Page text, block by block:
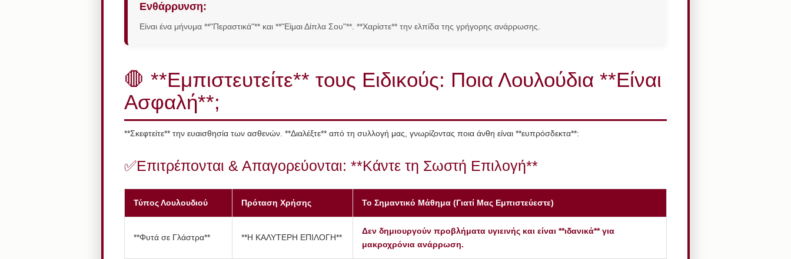
Ενθάρρυνση:
Είναι ένα μήνυμα **"Περαστικά"** και **"Είμαι Δίπλα Σου"**. **Χαρίστε** την ελπίδα της γρήγορης ανάρρωσης.
🛑 **Εμπιστευτείτε** τους Ειδικούς: Ποια Λουλούδια **Είναι
Ασφαλή**;
**Σκεφτείτε** την ευαισθησία των ασθενών. **Διαλέξτε** από τη συλλογή μας, γνωρίζοντας ποια άνθη είναι **ευπρόσδεκτα**:
Επιτρέπονται & Απαγορεύονται: **Κάντε τη Σωστή Επιλογή**
Τύπος Λουλουδιού Πρόταση Χρήσης Το Σημαντικό Μάθημα (Γιατί Μας Εμπιστεύεστε)
**Φυτά σε Γλάστρα** **Η ΚΑΛΥΤΕΡΗ ΕΠΙΛΟΓΗ**
Δεν δημιουργούν προβλήματα υγιεινής και είναι **ιδανικά** για
μακροχρόνια ανάρρωση.